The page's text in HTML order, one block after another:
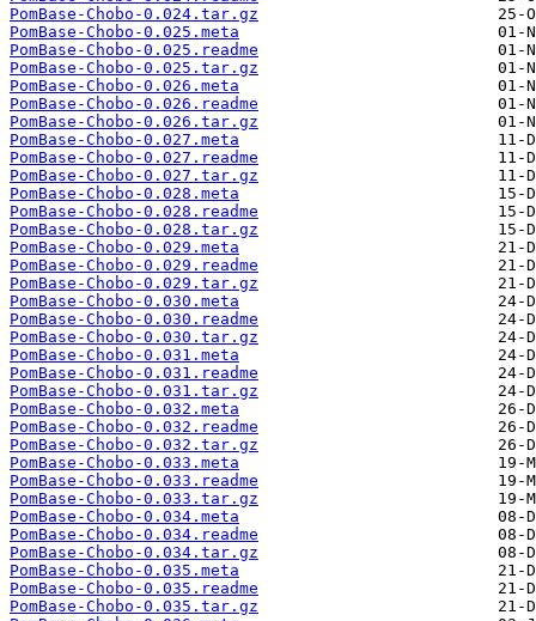
PomBase-Chobo-0.024.tar.gz
PomBase-Chobo-0.025.meta
PomBase-Chobo-0.025.readme
PomBase-Chobo-0.025.tar.gz
PomBase-Chobo-0.026.meta
PomBase-Chobo-0.026.readme
PomBase-Chobo-0.026.tar.gz
PomBase-Chobo-0.027.meta
PomBase-Chobo-0.027.readme
PomBase-Chobo-0.027.tar.gz
PomBase-Chobo-0.028.meta
PomBase-Chobo-0.028.readme
PomBase-Chobo-0.028.tar.gz
PomBase-Chobo-0.029.meta
PomBase-Chobo-0.029.readme
PomBase-Chobo-0.029.tar.gz
PomBase-Chobo-0.030.meta
PomBase-Chobo-0.030.readme
PomBase-Chobo-0.030.tar.gz
PomBase-Chobo-0.031.meta
PomBase-Chobo-0.031.readme
PomBase-Chobo-0.031.tar.gz
PomBase-Chobo-0.032.meta
PomBase-Chobo-0.032.readme
PomBase-Chobo-0.032.tar.gz
PomBase-Chobo-0.033.meta
PomBase-Chobo-0.033.readme
PomBase-Chobo-0.033.tar.gz
PomBase-Chobo-0.034.meta
PomBase-Chobo-0.034.readme
PomBase-Chobo-0.034.tar.gz
PomBase-Chobo-0.035.meta
PomBase-Chobo-0.035.readme
PomBase-Chobo-0.035.tar.gz